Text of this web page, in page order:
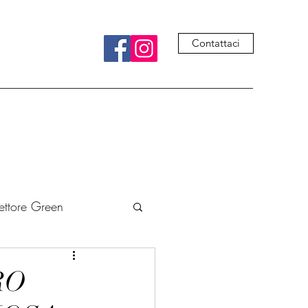
Contattaci
Green
Cucina